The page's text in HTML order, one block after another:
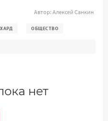
ОБЩЕСТВО
Автор: Алексей Санкин
нет